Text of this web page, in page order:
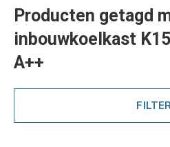
Producten getagd
inbouwkoelkast
A++